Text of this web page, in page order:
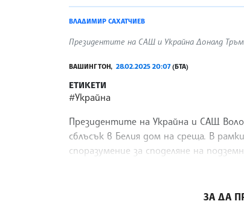
ВЛАДИМИР САХАТЧИЕВ
Президентите на САЩ и Украйна Доналд
ВАШИНГТОН, 28.02.2025 20:07(БТА)
ЕТИКЕТИ
#Украйна
Президентите на Украйна и САЩ
сблъсък в Белия дом на среща. В
споразумение за споделяне на
ЗА ДА